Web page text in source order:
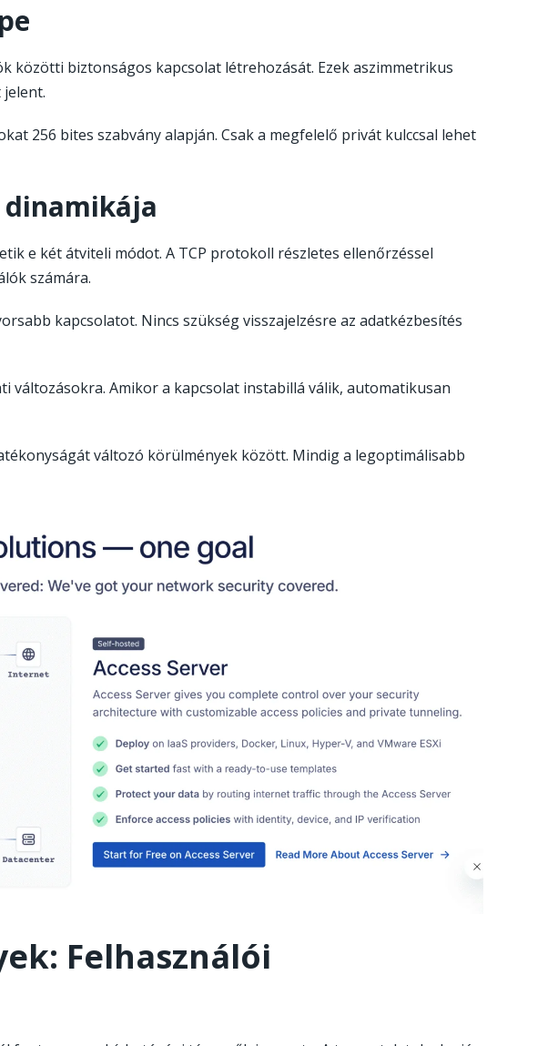
közötti biztonságos kapcsolat létrehozását. Ezek aszimmetrikus
256 bites szabvány alapján. Csak a megfelelő privát kulccsal lehet
dinamikája
e két átviteli módot. A TCP protokoll részletes ellenőrzéssel
számára.
kapcsolatot. Nincs szükség visszajelzésre az adatkézbesítés
változásokra. Amikor a kapcsolat instabillá válik, automatikusan
változó körülmények között. Mindig a legoptimálisabb
Felhasználói